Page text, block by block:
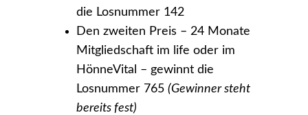
die Losnummer 142
Den zweiten Preis – 24 Monate
Mitgliedschaft im life oder im
HönneVital – gewinnt die
Losnummer 765 (Gewinner steht
bereits fest)